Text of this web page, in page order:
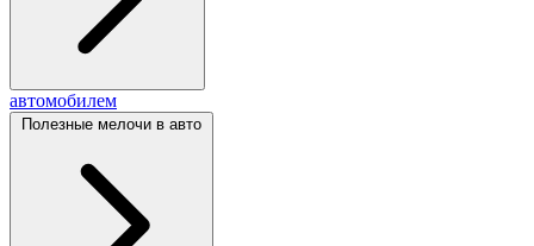
автомобилем
Полезные мелочи в авто